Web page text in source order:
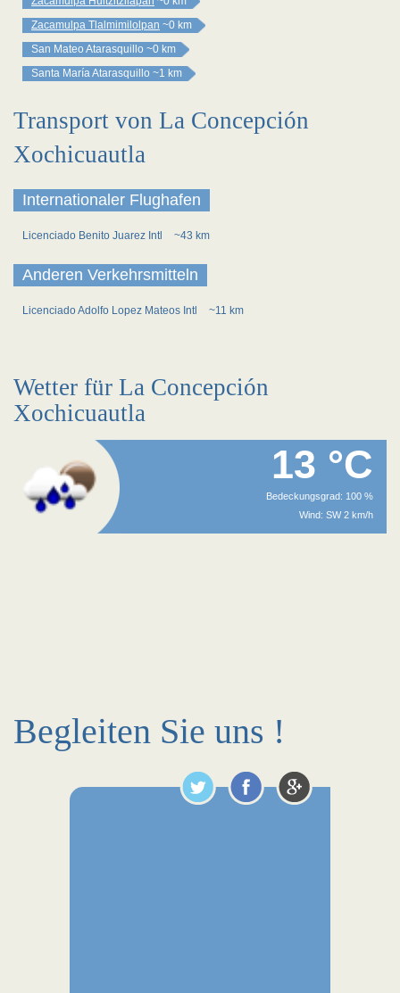
Zacamulpa Tlalmimilolpan ~0 km
San Mateo Atarasquillo ~0 km
Santa María Atarasquillo ~1 km
Transport von La Concepción
Xochicuautla
Internationaler Flughafen
Licenciado Benito Juarez Intl ~43 km
Anderen Verkehrsmitteln
Licenciado Adolfo Lopez Mateos Intl ~11 km
Wetter für La Concepción
Xochicuautla
13 °C
Bedeckungsgrad: 100 %
Wind: SW 2 km/h
Begleiten Sie uns !